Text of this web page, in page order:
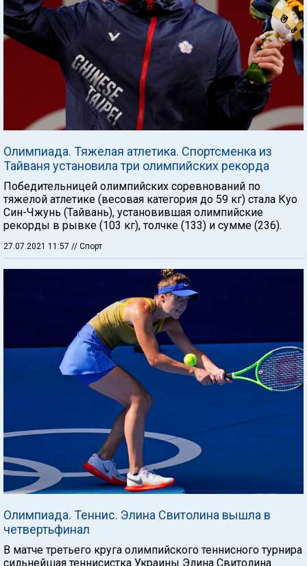
Олимпиада. Тяжелая атлетика. Спортсменка из
Тайваня установила три олимпийских рекорда
Победительницей олимпийских соревнований по
тяжелой атлетике (весовая категория до 59 кг) стала Куо
Син-Чжунь (Тайвань), установившая олимпийские
рекорды в рывке (103 кг), толчке (133) и сумме (236).
27.07.2021 11:57 // Спорт
Олимпиада. Теннис. Элина Свитолина вышла в
четвертьфинал
В матче третьего круга олимпийского теннисного турнира
сильнейшая теннисистка Украины Элина Свитолина